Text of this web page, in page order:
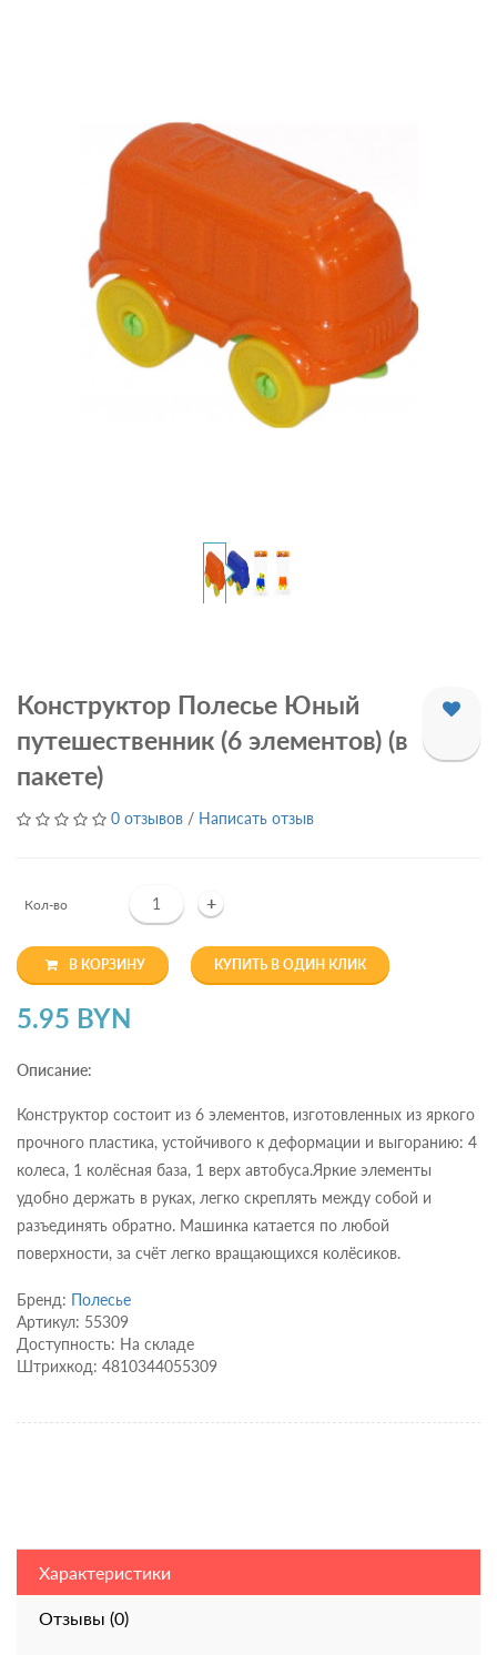
Конструктор Полесье Юный
путешественник (6 элементов) (в
пакете)
0 отзывов / Написать отзыв
Кол-во +
В КОРЗИНУ КУПИТЬ В ОДИН КЛИК
5.95 BYN
Описание:
Конструктор состоит из 6 элементов, изготовленных из яркого
прочного пластика, устойчивого к деформации и выгоранию: 4
колеса, 1 колёсная база, 1 верх автобуса.Яркие элементы
удобно держать в руках, легко скреплять между собой и
разъединять обратно. Машинка катается по любой
поверхности, за счёт легко вращающихся колёсиков.
Бренд: Полесье
Артикул: 55309
Доступность: На складе
Штрихкод: 4810344055309
Характеристики
Отзывы (0)